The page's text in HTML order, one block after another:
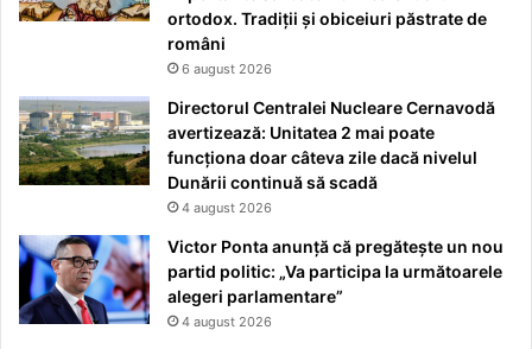
ortodox. Tradiții și obiceiuri păstrate de
români
6 august 2026
Directorul Centralei Nucleare Cernavodă
avertizează: Unitatea 2 mai poate
funcționa doar câteva zile dacă nivelul
Dunării continuă să scadă
4 august 2026
Victor Ponta anunță că pregătește un nou
partid politic: „Va participa la următoarele
alegeri parlamentare”
4 august 2026